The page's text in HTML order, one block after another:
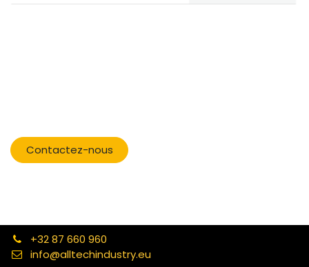
Contactez-nous
+32 87 660 960
info@alltechindustry.eu